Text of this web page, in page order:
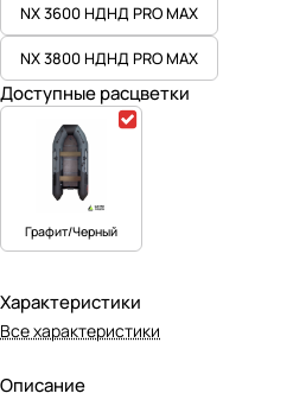
NX 3600 НДНД PRO MAX
NX 3800 НДНД PRO MAX
Доступные расцветки
Графит/Черный
Характеристики
Все характеристики
Описание